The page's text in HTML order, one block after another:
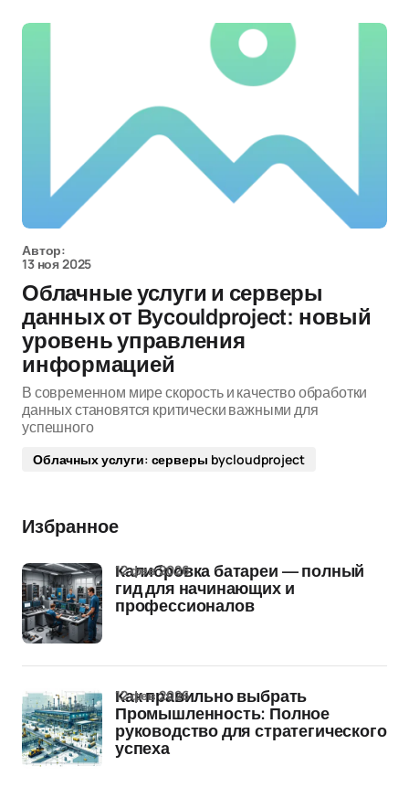
Автор:
13 ноя 2025
Облачные услуги и серверы
данных от Bycouldproject: новый
уровень управления
информацией
В современном мире скорость и качество обработки
данных становятся критически важными для
успешного
Облачных услуги: серверы bycloudproject
Избранное
Калибровка батареи — полный
гид для начинающих и
профессионалов
12 фев 2026
Как правильно выбрать
Промышленность: Полное
руководство для стратегического
успеха
12 фев 2026